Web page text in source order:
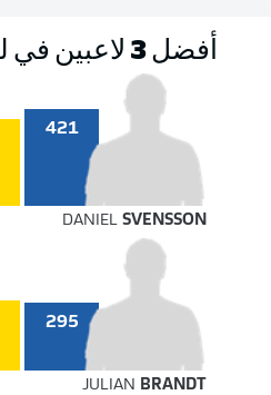
أفضل 3 لاعبين في لعبة FANTASY
421
DANIELSVENSSON
295
JULIAN BRANDT